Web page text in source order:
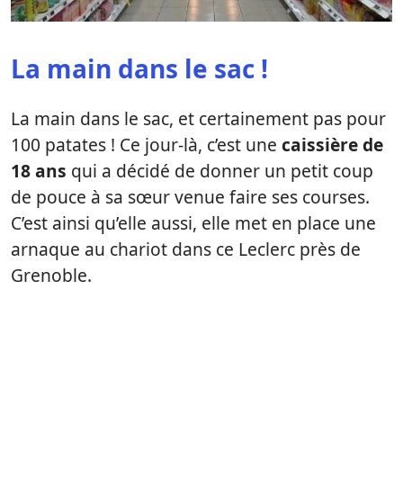
La main dans le sac !
La main dans le sac, et certainement pas pour
100 patates ! Ce jour-là, c’est une caissière de
18 ans qui a décidé de donner un petit coup
de pouce à sa sœur venue faire ses courses.
C’est ainsi qu’elle aussi, elle met en place une
arnaque au chariot dans ce Leclerc près de
Grenoble.